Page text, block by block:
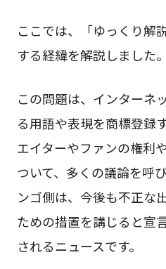
ここでは、「ゆっくり解
する経緯を解説しました。
この問題は、インターネ
る用語や表現を商標登録
エイターやファンの権利
ついて、多くの議論を呼
ンゴ側は、今後も不正な
ための措置を講じると宣
されるニュースです。